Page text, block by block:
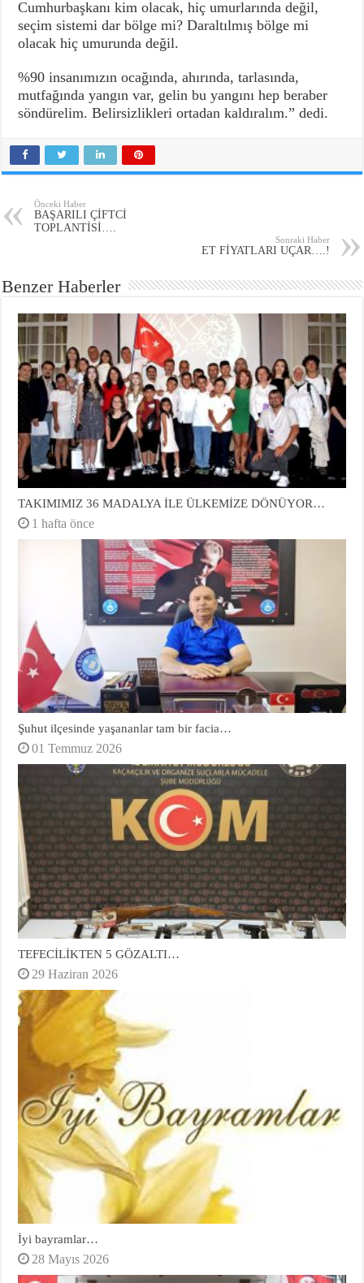
Cumhurbaşkanı kim olacak, hiç umurlarında değil,
seçim sistemi dar bölge mi? Daraltılmış bölge mi
olacak hiç umurunda değil.
%90 insanımızın ocağında, ahırında, tarlasında,
mutfağında yangın var, gelin bu yangını hep beraber
söndürelim. Belirsizlikleri ortadan kaldıralım.” dedi.
Önceki Haber
BAŞARILI ÇİFTCİ
TOPLANTİSİ….
Sonraki Haber
ET FİYATLARI UÇAR….!
Benzer Haberler
TAKIMIMIZ 36 MADALYA İLE ÜLKEMİZE DÖNÜYOR…
1 hafta önce
Şuhut ilçesinde yaşananlar tam bir facia…
01 Temmuz 2026
TEFECİLİKTEN 5 GÖZALTI…
29 Haziran 2026
İyi bayramlar…
28 Mayıs 2026